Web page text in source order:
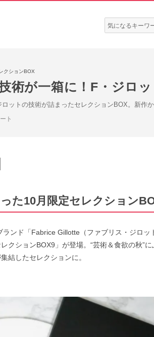
検
索:
クションBOX
術が一箱に！F・ジロ
ットの技術が詰まったセレクションBOX。新作
ト
た10月限定セレクション
ンド「Fabrice Gillotte（ファブリス・ジロッ
クションBOX9」が登場。“芸術＆食欲の秋”
結したセレクションに。